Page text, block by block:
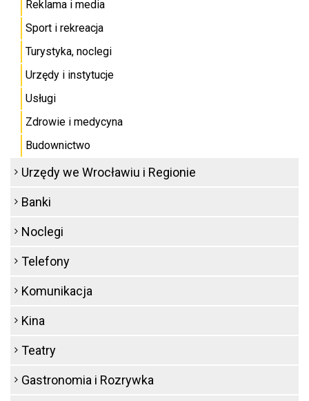
Reklama i media
Sport i rekreacja
Turystyka, noclegi
Urzędy i instytucje
Usługi
Zdrowie i medycyna
Budownictwo
Urzędy we Wrocławiu i Regionie
Banki
Noclegi
Telefony
Komunikacja
Kina
Teatry
Gastronomia i Rozrywka